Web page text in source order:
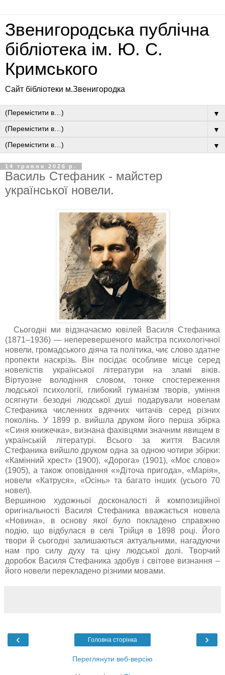
Звенигородська публічна
бібліотека ім. Ю. С.
Кримського
Сайт бібліотеки м.Звенигородка
▼
▼
▼
14 травня 2026 р.
Василь Стефаник - майстер
української новели.
Сьогодні ми відзначаємо ювілей Василя Стефаника
(1871–1936) — неперевершеного майстра психологічної
новели, громадського діяча та політика, чиє слово здатне
пропекти наскрізь. Він посідає особливе місце серед
новелістів української літератури на зламі віків.
Віртуозне володіння словом, тонке спостереження
людської психології, глибокий гуманізм творів, уміння
осягнути безодні людської душі подарували новелам
Стефаника численних вдячних читачів серед різних
поколінь. У 1899 р. вийшла друком його перша збірка
«Синя книжечка», визнана фахівцями значним явищем в
українській літературі. Всього за життя Василя
Стефаника вийшло друком одна за одною чотири збірки:
«Камінний хрест» (1900), «Дорога» (1901), «Моє слово»
(1905), а також оповідання «»Діточа пригода», «Марія»,
новели «Катруся», «Осінь» та багато інших (усього 70
новел).
Вершиною художньої досконалості й композиційної
оригінальності Василя Стефаника вважається новела
«Новина», в основу якої було покладено справжню
подію, що відбулася в селі Трійця в 1898 році. Його
твори й сьогодні залишаються актуальними, нагадуючи
нам про силу духу та ціну людської долі. Творчий
доробок Василя Стефаника здобув і світове визнання –
його новели перекладено різними мовами.
‹ ›
Головна сторінка
Переглянути веб-версію